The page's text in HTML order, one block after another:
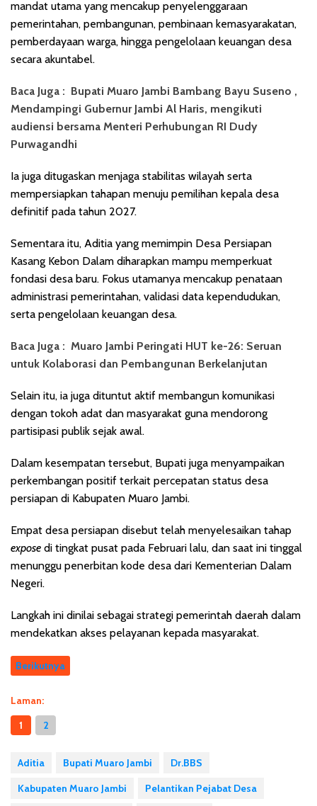
mandat utama yang mencakup penyelenggaraan
pemerintahan, pembangunan, pembinaan kemasyarakatan,
pemberdayaan warga, hingga pengelolaan keuangan desa
secara akuntabel.
Baca Juga : Bupati Muaro Jambi Bambang Bayu Suseno ,
Mendampingi Gubernur Jambi Al Haris, mengikuti
audiensi bersama Menteri Perhubungan RI Dudy
Purwagandhi
Ia juga ditugaskan menjaga stabilitas wilayah serta
mempersiapkan tahapan menuju pemilihan kepala desa
definitif pada tahun 2027.
Sementara itu, Aditia yang memimpin Desa Persiapan
Kasang Kebon Dalam diharapkan mampu memperkuat
fondasi desa baru. Fokus utamanya mencakup penataan
administrasi pemerintahan, validasi data kependudukan,
serta pengelolaan keuangan desa.
Baca Juga : Muaro Jambi Peringati HUT ke-26: Seruan
untuk Kolaborasi dan Pembangunan Berkelanjutan
Selain itu, ia juga dituntut aktif membangun komunikasi
dengan tokoh adat dan masyarakat guna mendorong
partisipasi publik sejak awal.
Dalam kesempatan tersebut, Bupati juga menyampaikan
perkembangan positif terkait percepatan status desa
persiapan di Kabupaten Muaro Jambi.
Empat desa persiapan disebut telah menyelesaikan tahap
expose di tingkat pusat pada Februari lalu, dan saat ini tinggal
menunggu penerbitan kode desa dari Kementerian Dalam
Negeri.
Langkah ini dinilai sebagai strategi pemerintah daerah dalam
mendekatkan akses pelayanan kepada masyarakat.
Berikutnya
Laman:
1
2
Aditia Bupati Muaro Jambi
Dr.BBS
Kabupaten Muaro Jambi
Pelantikan Pejabat Desa